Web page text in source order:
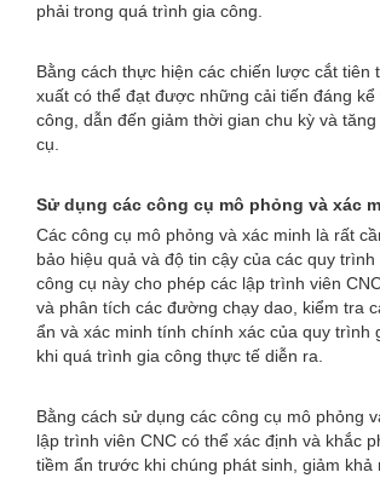
phải trong quá trình gia công.
Bằng cách thực hiện các chiến lược cắt tiên
xuất có thể đạt được những cải tiến đáng kể
công, dẫn đến giảm thời gian chu kỳ và
cụ.
Sử dụng các công cụ mô phỏng và xác
Các công cụ mô phỏng và xác minh là rất
bảo hiệu quả và độ tin cậy của các quy trình
công cụ này cho phép các lập trình viên
và phân tích các đường chạy dao, kiểm tra
ẩn và xác minh tính chính xác của quy trình
khi quá trình gia công thực tế diễn ra.
Bằng cách sử dụng các công cụ mô phỏng
lập trình viên CNC có thể xác định và khắc
tiềm ẩn trước khi chúng phát sinh, giảm khả